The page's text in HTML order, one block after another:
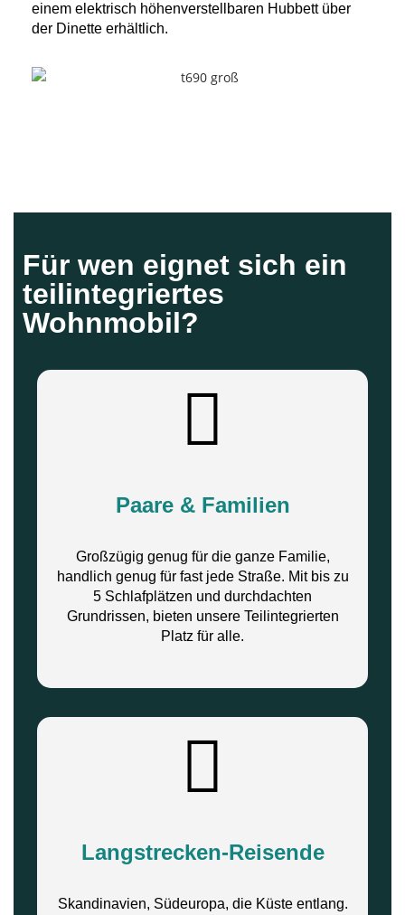
einem elektrisch höhenverstellbaren Hubbett über
der Dinette erhältlich.
Für wen eignet sich ein
teilintegriertes
Wohnmobil?
Paare & Familien
Großzügig genug für die ganze Familie,
handlich genug für fast jede Straße. Mit bis zu
5 Schlafplätzen und durchdachten
Grundrissen, bieten unsere Teilintegrierten
Platz für alle.
Langstrecken-Reisende
Skandinavien, Südeuropa, die Küste entlang.